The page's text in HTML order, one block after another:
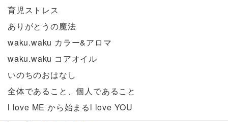
育児ストレス
ありがとうの魔法
waku.waku カラー&アロマ
waku.waku コアオイル
いのちのおはなし
全体であること、個人であること
l love ME から始まるl love YOU